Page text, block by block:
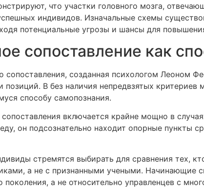
что участки головного мозга,
индивидов. Изначальные схемы
потенциальные угрозы и шансы для
сопоставление как
сопоставления, созданная психологом Леоном
позиций. В без наличия непредвзятых
способу самопознания.
включается крайне мощно в
он подсознательно находит опорные пункты
стремятся выбирать для сравнения тех,
а не с признанными учеными. Начинающие
поколения, а не относительно управленцев с